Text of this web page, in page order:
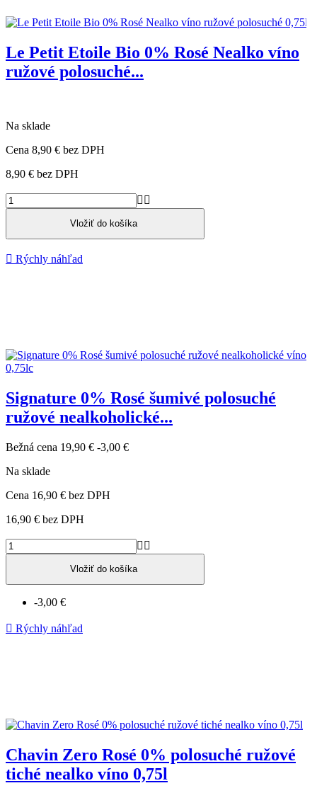
Le Petit Etoile Bio 0% Rosé Nealko víno
ružové polosuché...
Na sklade
Cena 8,90 € bez DPH
8,90 € bez DPH
 
Vložiť do košíka
 Rýchly náhľad
Signature 0% Rosé šumivé polosuché
ružové nealkoholické...
Bežná cena 19,90 € -3,00 €
Na sklade
Cena 16,90 € bez DPH
16,90 € bez DPH
 
Vložiť do košíka
-3,00 €
 Rýchly náhľad
Chavin Zero Rosé 0% polosuché ružové
tiché nealko víno 0,75l